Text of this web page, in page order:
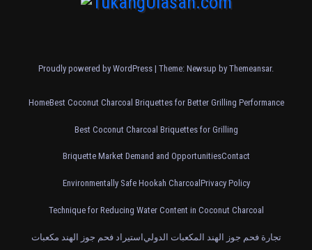
Proudly powered by WordPress | Theme: Newsup by Themeansar.
HomeBest Coconut Charcoal Briquettes for Better Grilling Performance
Best Coconut Charcoal Briquettes for Grilling
Briquette Market Demand and OpportunitiesContact
Environmentally Safe Hookah Charcoal Privacy Policy
Technique for Reducing Water Content in Coconut Charcoal
استيراد فحم جوز الهند مكعباتتجارة فحم جوز الهند المكعبات الدولي